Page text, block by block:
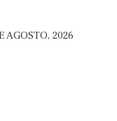
AGOSTO, 2026